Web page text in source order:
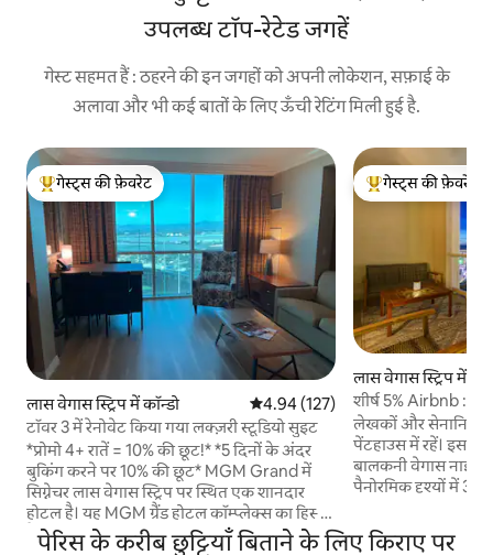
उपलब्ध टॉप-रेटेड जगहें
गेस्ट सहमत हैं : ठहरने की इन जगहों को अपनी लोकेशन, सफ़ाई के
अलावा और भी कई बातों के लिए ऊँची रेटिंग मिली हुई है.
गेस्ट्स का टॉप फ़ेवरेट
गेस्ट्स की फ़ेवरेट
लास वेगास स्ट्रिप में कॉन्डो औसत रेटिंग 5 में से 4.94, 127 समीक्षाएँ
4.94 (127)
टॉवर 3 में रेनोवेट किया गया लक्ज़री स्टूडियो सुइट
*प्रोमो 4+ रातें = 10% की छूट!* *5 दिनों के अंदर
बुकिंग करने पर 10% की छूट* MGM Grand में
सिग्नेचर लास वेगास स्ट्रिप पर स्थित एक शानदार
होटल है। यह MGM ग्रैंड होटल कॉम्प्लेक्स का हिस्सा
है, लेकिन एक शांत और अधिक आरामदायक
गेस्ट्स का टॉप फ़ेवरेट
गेस्ट्स की फ़ेवरेट
लास वेगास स्ट्रिप में
शीर्ष 5% Airbnb :
रिज़ॉर्ट शुल्क नहीं
लेखकों और सेनानियों
पेंटहाउस में रहें। इसकी
बालकनी वेगास
पैनोरमिक दृश्यों में 35
टॉवर 1 में है,
आलसी नदी, सलाखों,
पेरिस के करीब छुट्टियाँ बिताने के लिए किराए पर